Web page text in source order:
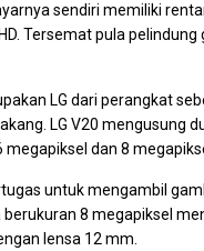
sendiri memiliki
Tersemat pula
LG dari perangkat
LG V20 mengusung
megapiksel dan 8
untuk mengambil
8 megapiksel
lensa 12 mm.